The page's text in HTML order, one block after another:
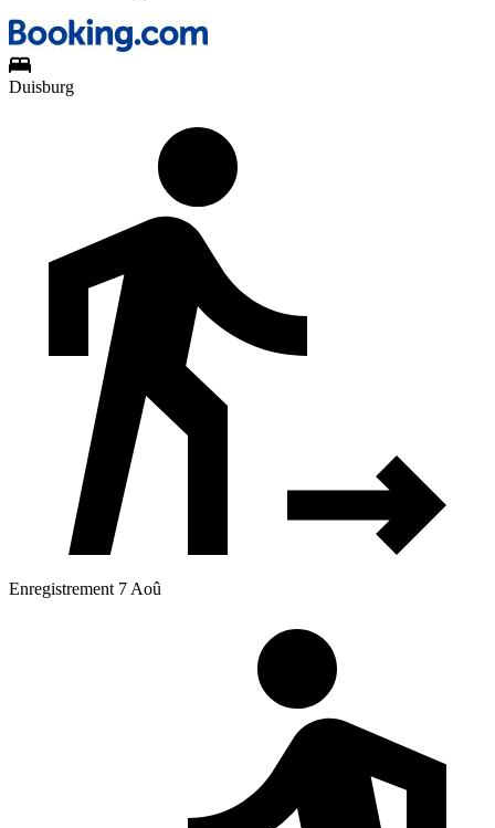
Duisburg
Enregistrement 7 Aoû